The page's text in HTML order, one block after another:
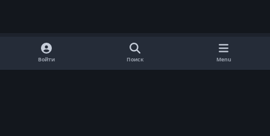
Обратная связь Cookie-файлы
Договор оферты
Войти Поиск Menu